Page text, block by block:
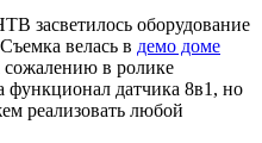
засветилось оборудование
велась в демо доме
сожалению в ролике
функционал датчика 8в1, но
реализовать любой